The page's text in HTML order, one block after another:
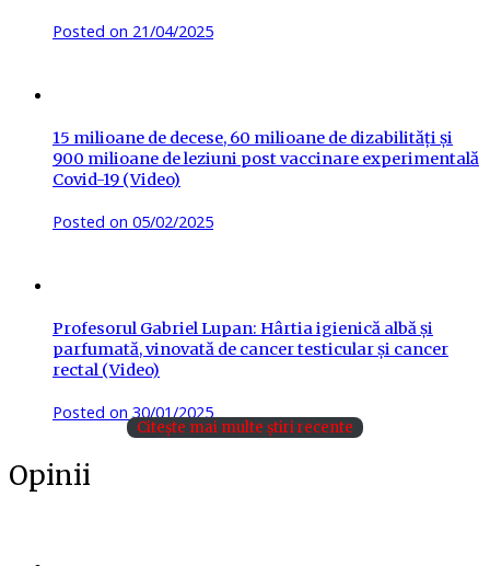
Posted on 21/04/2025
15 milioane de decese, 60 milioane de dizabilități și
900 milioane de leziuni post vaccinare experimentală
Covid-19 (Video)
Posted on 05/02/2025
Profesorul Gabriel Lupan: Hârtia igienică albă și
parfumată, vinovată de cancer testicular și cancer
rectal (Video)
Posted on30/01/2025
Citește mai multe știri recente
Opinii